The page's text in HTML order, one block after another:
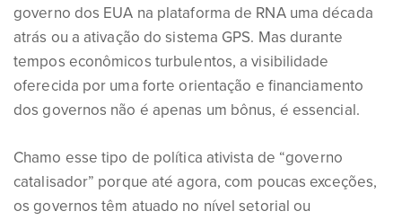
governo dos EUA na plataforma de RNA uma década
atrás ou a ativação do sistema GPS. Mas durante
tempos econômicos turbulentos, a visibilidade
oferecida por uma forte orientação e financiamento
dos governos não é apenas um bônus, é essencial.
Chamo esse tipo de política ativista de “governo
catalisador” porque até agora, com poucas exceções,
os governos têm atuado no nível setorial ou